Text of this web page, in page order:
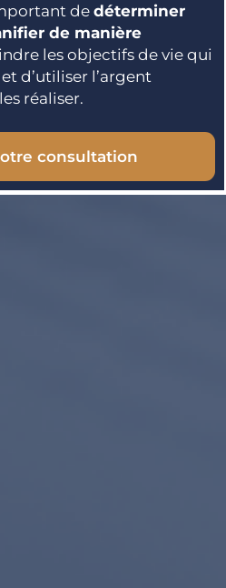
de déterminer
de manière
les objectifs de vie qui
d’utiliser l’argent
réaliser.
consultation